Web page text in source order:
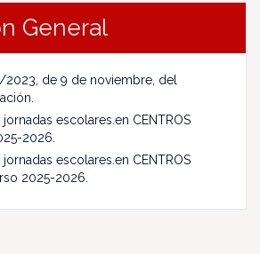
General
de 9 de noviembre, del
escolares.en CENTROS
2026.
escolares.en CENTROS
2025-2026.